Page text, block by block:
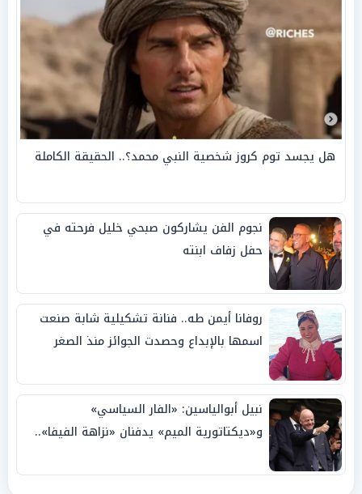
هل يجسد توم كروز شخصية النبي محمد؟.. الحقيقة الكاملة
نجوم الفن يشاركون صبحي خليل فرحته في
حفل زفاف ابنته
روفانا أيمن طه.. فنانة تشكيلية شابة صنعت
اسمها بالإبداع وحصدت الجوائز منذ الصغر
نبيل أبوالياسين: «الفار السياسي»
و«ديكتاتورية الميم» يدفنان «نزاهة الفيفا»..